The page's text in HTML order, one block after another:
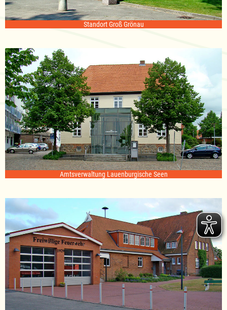
Standort Groß Grönau
Amtsverwaltung Lauenburgische Seen